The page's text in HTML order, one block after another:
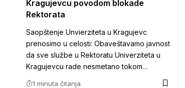
Kragujevcu povodom blokade
Rektorata
Saopštenje Unvierziteta u Kragujevc
prenosimo u celosti: Obaveštavamo javnost
da sve službe u Rektoratu Univerziteta u
Kragujevcu rade nesmetano tokom…
1 minuta čitanja